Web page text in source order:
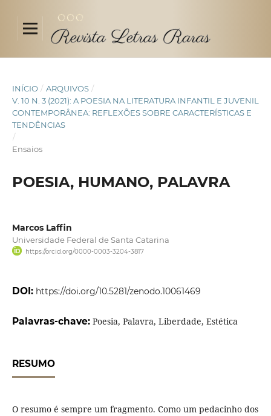
INÍCIO / ARQUIVOS /
V. 10 N. 3 (2021): A POESIA NA LITERATURA INFANTIL E JUVENIL
CONTEMPORÂNEA: REFLEXÕES SOBRE CARACTERÍSTICAS E
TENDÊNCIAS
/
Ensaios
POESIA, HUMANO, PALAVRA
Marcos Laffin
Universidade Federal de Santa Catarina
https://orcid.org/0000-0003-3204-3817
DOI: https://doi.org/10.5281/zenodo.10061469
Palavras-chave: Poesia, Palavra, Liberdade, Estética
RESUMO
O resumo é sempre um fragmento. Como um pedacinho dos